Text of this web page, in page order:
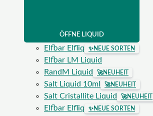
ÖFFNE LIQUID
Elfbar Elfliq ✨NEUE SORTEN
Elfbar LM Liquid
RandM Liquid
🚀NEUHEIT
Salt Liquid 10ml 🚀NEUHEIT
Salt Cristallite Liquid 🚀NEUHEIT
Elfbar Elfliq ✨NEUE SORTEN